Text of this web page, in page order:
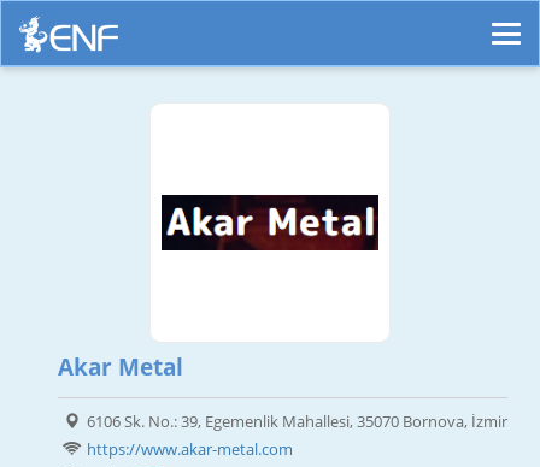
Akar Metal
6106 Sk. No.: 39, Egemenlik Mahallesi, 35070 Bornova, İzmir
https://www.akar-metal.com